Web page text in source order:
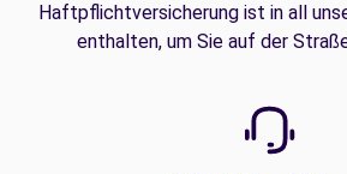
Haftpflichtversicherung ist in all
enthalten, um Sie auf der